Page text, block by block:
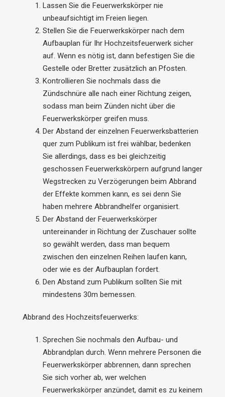
Lassen Sie die Feuerwerkskörper nie
unbeaufsichtigt im Freien liegen.
Stellen Sie die Feuerwerkskörper nach dem
Aufbauplan für Ihr Hochzeitsfeuerwerk sicher
auf. Wenn es nötig ist, dann befestigen Sie die
Gestelle oder Bretter zusätzlich an Pfosten.
Kontrollieren Sie nochmals dass die
Zündschnüre alle nach einer Richtung zeigen,
sodass man beim Zünden nicht über die
Feuerwerkskörper greifen muss.
Der Abstand der einzelnen Feuerwerksbatterien
quer zum Publikum ist frei wählbar, bedenken
Sie allerdings, dass es bei gleichzeitig
geschossen Feuerwerkskörpern aufgrund langer
Wegstrecken zu Verzögerungen beim Abbrand
der Effekte kommen kann, es sei denn Sie
haben mehrere Abbrandhelfer organisiert.
Der Abstand der Feuerwerkskörper
untereinander in Richtung der Zuschauer sollte
so gewählt werden, dass man bequem
zwischen den einzelnen Reihen laufen kann,
oder wie es der Aufbauplan fordert.
Den Abstand zum Publikum sollten Sie mit
mindestens 30m bemessen.
Abbrand des Hochzeitsfeuerwerks:
Sprechen Sie nochmals den Aufbau- und
Abbrandplan durch. Wenn mehrere Personen die
Feuerwerkskörper abbrennen, dann sprechen
Sie sich vorher ab, wer welchen
Feuerwerkskörper anzündet, damit es zu keinem